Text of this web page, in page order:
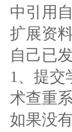
中引用
扩展资料
自己已
1、提交
术查重
如果没